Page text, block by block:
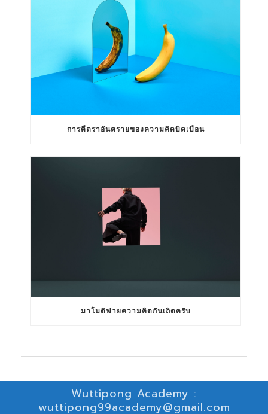
การตีตราอันตรายของความคิดบิดเบือน
มาโมดิฟายความคิดกันเถิดครับ
Wuttipong Academy :
wuttipong99academy@gmail.com